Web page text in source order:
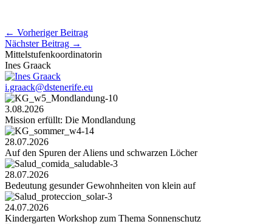
← Vorheriger Beitrag
Nächster Beitrag →
Mittelstufenkoordinatorin
Ines Graack
i.graack@dstenerife.eu
3.08.2026
Mission erfüllt: Die Mondlandung
28.07.2026
Auf den Spuren der Aliens und schwarzen Löcher
28.07.2026
Bedeutung gesunder Gewohnheiten von klein auf
24.07.2026
Kindergarten Workshop zum Thema Sonnenschutz